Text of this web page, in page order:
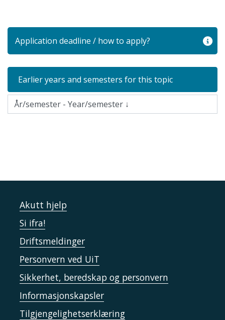
Application deadline / how to apply?
Earlier years and semesters for this topic
Akutt hjelp
Si ifra!
Driftsmeldinger
Personvern ved UiT
Sikkerhet, beredskap og personvern
Informasjonskapsler
Tilgjengelighetserklæring